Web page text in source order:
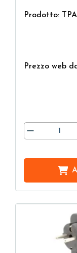
Prodotto:
Prezzo web